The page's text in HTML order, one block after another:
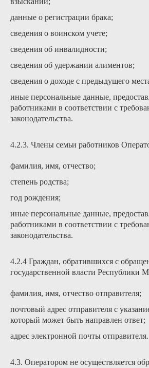
данные о регистрации брака;
сведения о воинском учете;
сведения об инвалидности;
сведения об удержании алиментов;
сведения о доходе с предыдущего
иные персональные данные,
работниками в соответствии с
законодательства.
4.2.3. Члены семьи работников
фамилия, имя, отчество;
степень родства;
год рождения;
иные персональные данные,
работниками в соответствии с
законодательства.
4.2.4 Граждан, обратившихся с
государственной власти Республики
фамилия, имя, отчество отправителя;
почтовый адрес отправителя с
который может быть направлен ответ;
адрес электронной почты отправителя.
4.3. Оператором не осуществляется